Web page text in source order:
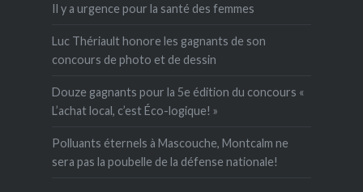
Il y a urgence pour la santé des femmes
Luc Thériault honore les gagnants de son
concours de photo et de dessin
Douze gagnants pour la 5e édition du concours «
L’achat local, c’est Éco-logique! »
Polluants éternels à Mascouche, Montcalm ne
sera pas la poubelle de la défense nationale!